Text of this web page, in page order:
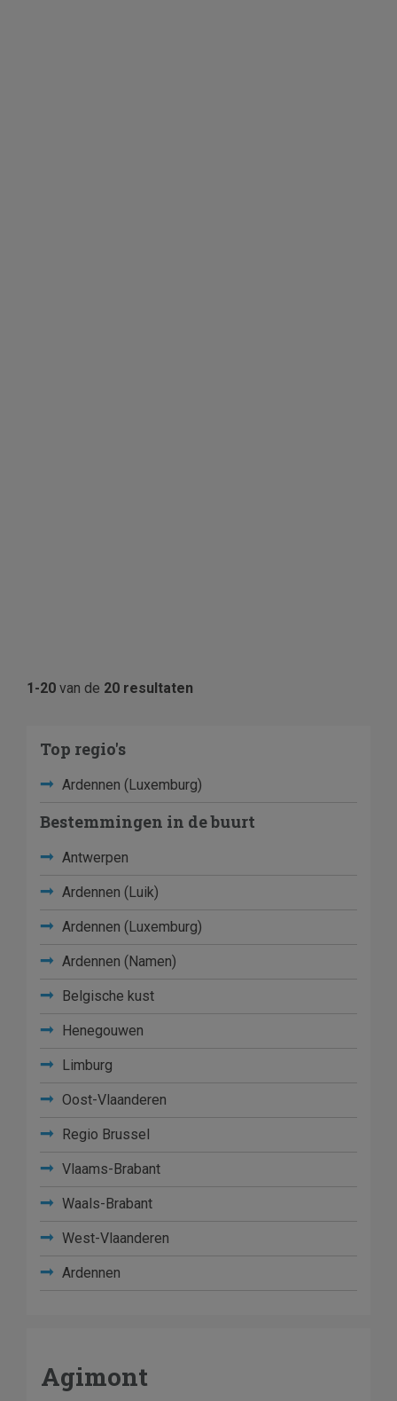
1-20 van de 20 resultaten
Top regio's
Ardennen (Luxemburg)
Bestemmingen in de buurt
Antwerpen
Ardennen (Luik)
Ardennen (Luxemburg)
Ardennen (Namen)
Belgische kust
Henegouwen
Limburg
Oost-Vlaanderen
Regio Brussel
Vlaams-Brabant
Waals-Brabant
West-Vlaanderen
Ardennen
Agimont